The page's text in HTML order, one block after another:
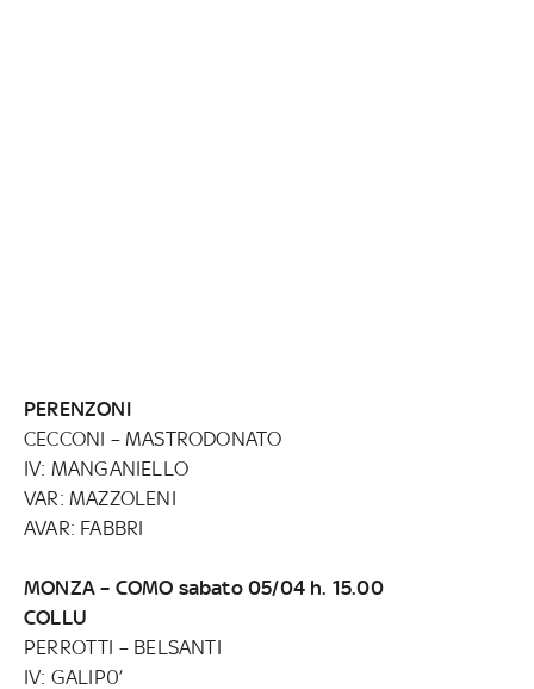
PERENZONI
CECCONI – MASTRODONATO
IV: MANGANIELLO
VAR: MAZZOLENI
AVAR: FABBRI
MONZA – COMO sabato 05/04 h. 15.00
COLLU
PERROTTI – BELSANTI
IV: GALIP0’